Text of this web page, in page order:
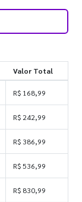
Valor Total
R$ 168,99
R$ 242,99
R$ 386,99
R$ 536,99
R$ 830,99